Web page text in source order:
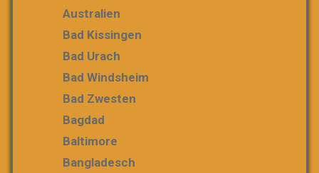
Australien
Bad Kissingen
Bad Urach
Bad Windsheim
Bad Zwesten
Bagdad
Baltimore
Bangladesch